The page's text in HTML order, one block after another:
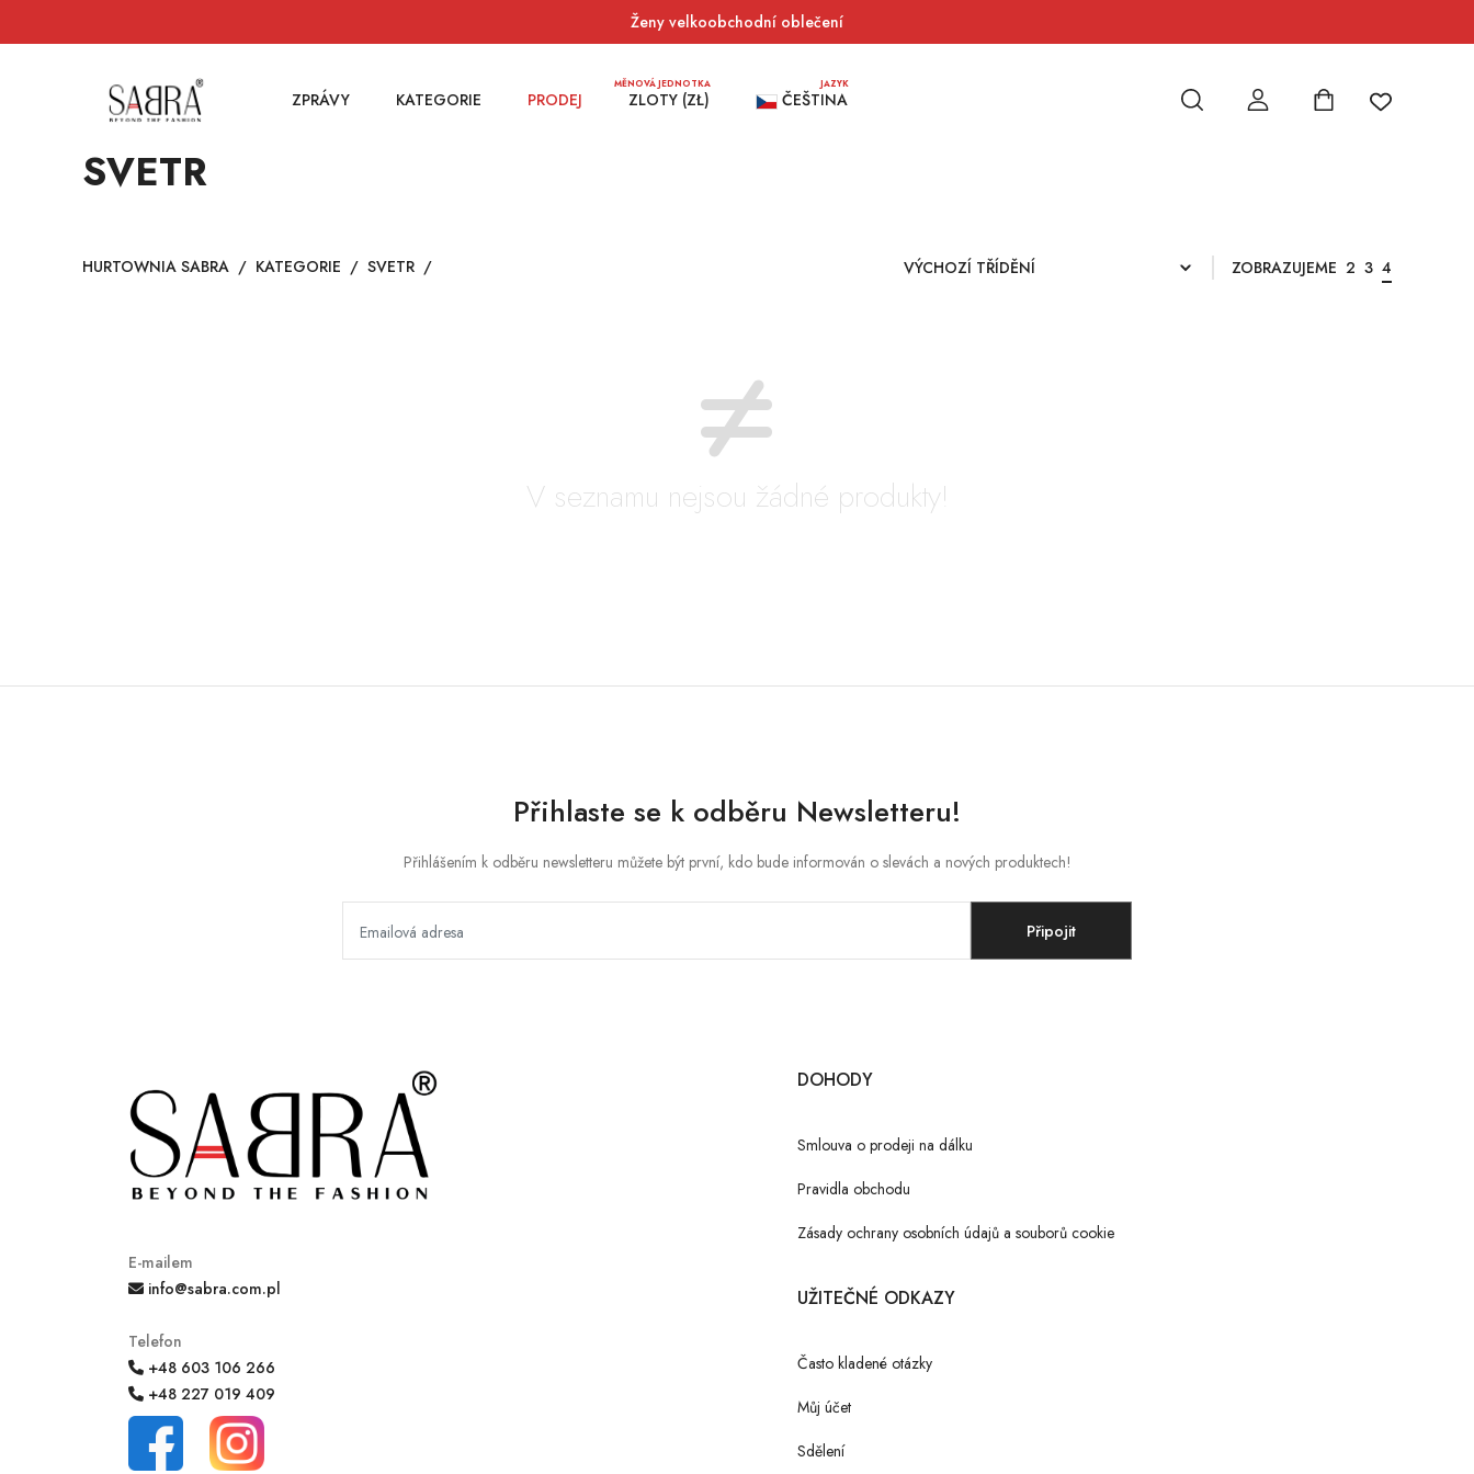
Ženy velkoobchodní oblečení
ZPRÁVY KATEGORIE PRODEJ
MĚNOVÁ JEDNOTKA
ZLOTY (ZŁ)
JAZYK
ČEŠTINA
SVETR
HURTOWNIA SABRA / KATEGORIE / SVETR / ZOBRAZUJEME 2 3 4
V seznamu nejsou žádné produkty!
Přihlaste se k odběru Newsletteru!
Přihlášením k odběru newsletteru můžete být první, kdo bude informován o slevách a nových produktech!
Připojit
E-mailem
info@sabra.com.pl
Telefon
+48 603 106 266
+48 227 019 409
DOHODY
Smlouva o prodeji na dálku
Pravidla obchodu
Zásady ochrany osobních údajů a souborů cookie
UŽITEČNÉ ODKAZY
Často kladené otázky
Můj účet
Sdělení